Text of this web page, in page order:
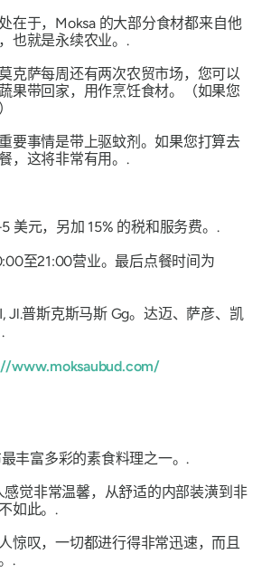
在于，Moksa 的大部分食材都来自他
也就是永续农业。.
克萨每周还有两次农贸市场，您可以
果带回家，用作烹饪食材。（如果您
要事情是带上驱蚊剂。如果您打算去
，这将非常有用。.
美元，另加 15% 的税和服务费。.
至21:00营业。最后点餐时间为
Jl.普斯克斯马斯 Gg。达迈、萨彦、凯
www.moksaubud.com/
丰富多彩的素食料理之一。.
感觉非常温馨，从舒适的内部装潢到非
如此。.
惊叹，一切都进行得非常迅速，而且
.